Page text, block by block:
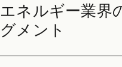
エネルギー業界
グメント